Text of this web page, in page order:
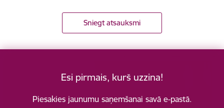
Sniegt atsauksmi
Esi pirmais, kurš uzzina!
Piesakies jaunumu saņemšanai savā e-pastā.